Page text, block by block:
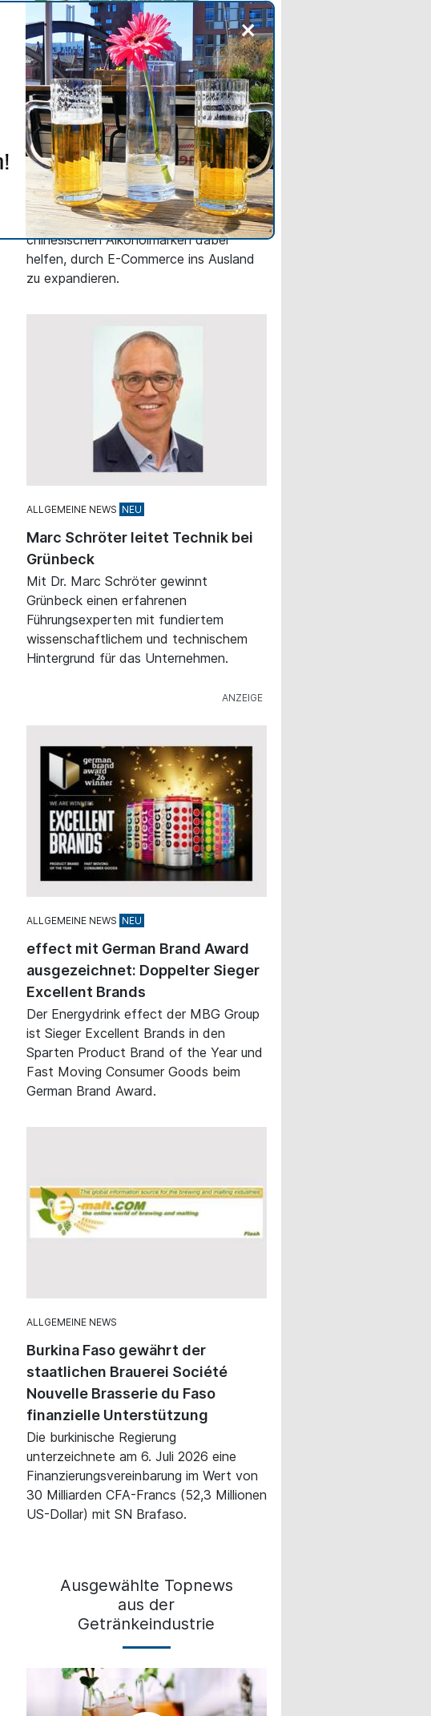
+
ALLGEMEINE NEWS
China: Branchenverband fordert
strengere Regulierung des
Online-Verkaufs von Spirituosen
E-Commerce-Plattformen sollen kleinere
Hersteller stärker unterstützen und
chinesischen Alkoholmarken dabei
helfen, durch E-Commerce ins Ausland
zu expandieren.
ALLGEMEINE NEWS
Marc Schröter leitet Technik bei
Grünbeck
Mit Dr. Marc Schröter gewinnt
Grünbeck einen erfahrenen
Führungsexperten mit fundiertem
wissenschaftlichem und technischem
Hintergrund für das Unternehmen.
ALLGEMEINE NEWS
effect mit German Brand Award
ausgezeichnet: Doppelter Sieger
Excellent Brands
Der Energydrink effect der MBG Group
ist Sieger Excellent Brands in den
Sparten Product Brand of the Year und
Fast Moving Consumer Goods beim
German Brand Award.
ALLGEMEINE NEWS
Burkina Faso gewährt der
staatlichen Brauerei Société
Nouvelle Brasserie du Faso
finanzielle Unterstützung
Die burkinische Regierung
unterzeichnete am 6. Juli 2026 eine
Finanzierungsvereinbarung im Wert von
30 Milliarden CFA-Francs (52,3 Millionen
US-Dollar) mit SN Brafaso.
Ausgewählte Topnews
aus der
Getränkeindustrie